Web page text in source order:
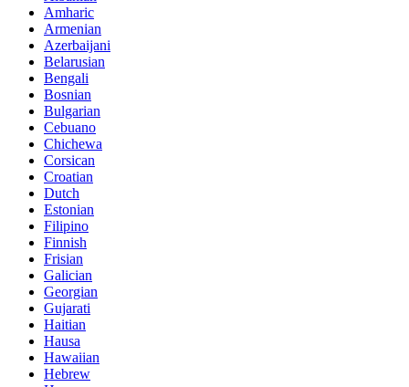
Amharic
Armenian
Azerbaijani
Belarusian
Bengali
Bosnian
Bulgarian
Cebuano
Chichewa
Corsican
Croatian
Dutch
Estonian
Filipino
Finnish
Frisian
Galician
Georgian
Gujarati
Haitian
Hausa
Hawaiian
Hebrew